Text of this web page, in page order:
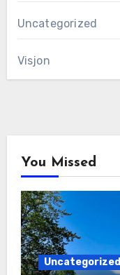
Uncategorized
Visjon
You Missed
Uncategorized